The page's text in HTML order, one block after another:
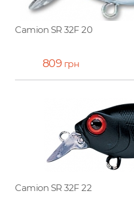
Camion SR 32F 20
809 грн
Camion SR 32F 22